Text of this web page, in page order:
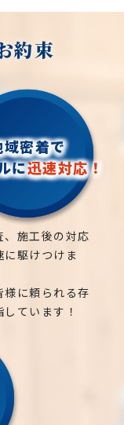
約束
域密着で
に迅速対応！
、施工後の対応
に駆けつけま
様に頼られる存
ています！